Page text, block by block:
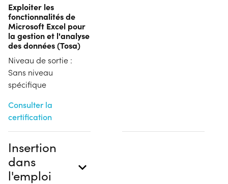
Exploiter les
fonctionnalités de
Microsoft Excel pour
la gestion et l'analyse
des données (Tosa)
Niveau de sortie :
Sans niveau
spécifique
Consulter la
certification
Insertion
dans
l'emploi